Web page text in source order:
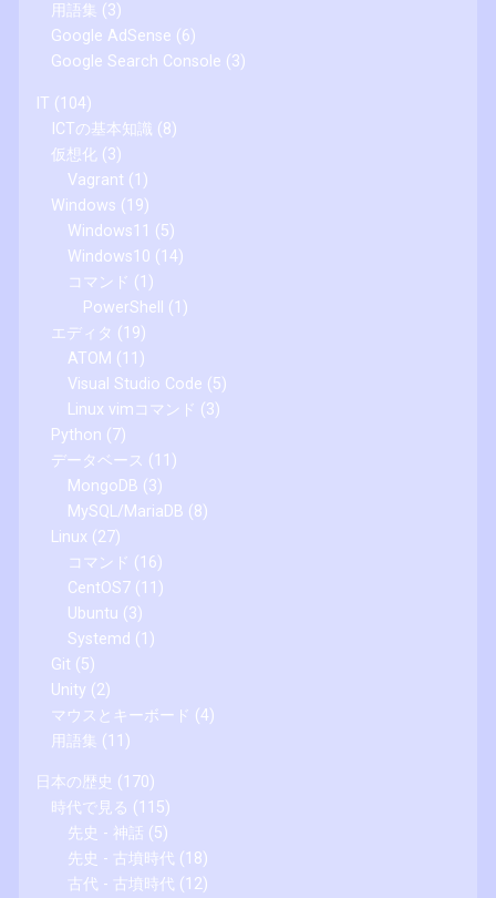
用語集 (3)
Google AdSense (6)
Google Search Console (3)
IT (104)
ICTの基本知識 (8)
仮想化 (3)
Vagrant (1)
Windows (19)
Windows11 (5)
Windows10 (14)
コマンド (1)
PowerShell
(1)
エディタ (19)
ATOM (11)
Visual Studio Code (5)
Linux vimコマンド (3)
Python (7)
データベース (11)
MongoDB (3)
MySQL/MariaDB (8)
Linux (27)
コマンド (16)
CentOS7(11)
Ubuntu (3)
Systemd (1)
Git (5)
Unity (2)
マウスとキーボード (4)
用語集 (11)
日本の歴史 (170)
時代で見る (115)
先史 - 神話 (5)
先史 - 古墳時代 (18)
古代 - 古墳時代 (12)